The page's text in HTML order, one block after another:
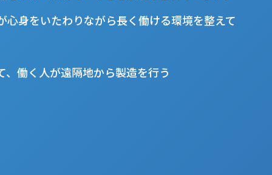
身をいたわりながら長く働ける環境を整えて
働く人が遠隔地から製造を行う